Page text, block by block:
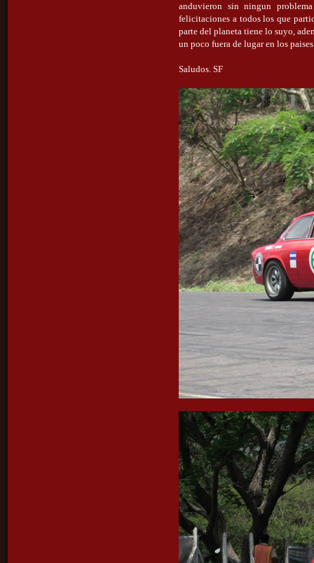
anduvieron sin ningun
felicitaciones a todos los que
parte del planeta tiene lo suyo,
un poco fuera de lugar en los
Saludos. SF